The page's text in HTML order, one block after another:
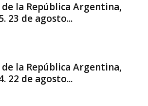
la República Argentina,
23 de agosto...
la República Argentina,
22 de agosto...